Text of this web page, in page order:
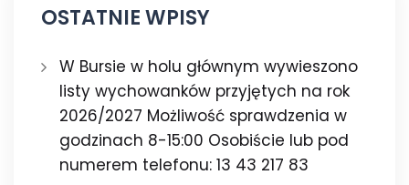
OSTATNIE WPISY
W Bursie w holu głównym wywieszono
listy wychowanków przyjętych na rok
2026/2027 Możliwość sprawdzenia w
godzinach 8-15:00 Osobiście lub pod
numerem telefonu: 13 43 217 83